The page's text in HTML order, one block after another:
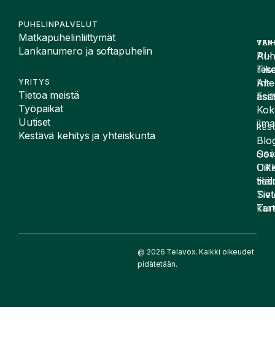
PUHELINPALVELUT
Matkapuhelinliittymät
Lankanumero ja softapuhelin
YRITYS
Tietoa meistä
Työpaikat
Uutiset
Kestävä kehitys ja yhteiskunta
AI-
AI-
@ 2026 Telavox. Kaikki oikeudet
pidätetään.